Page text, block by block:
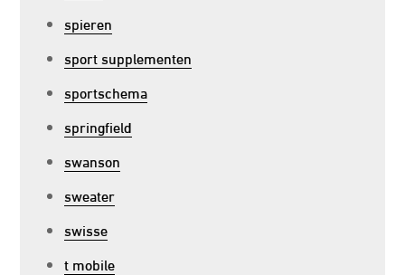
spieren
sport supplementen
sportschema
springfield
swanson
sweater
swisse
t mobile